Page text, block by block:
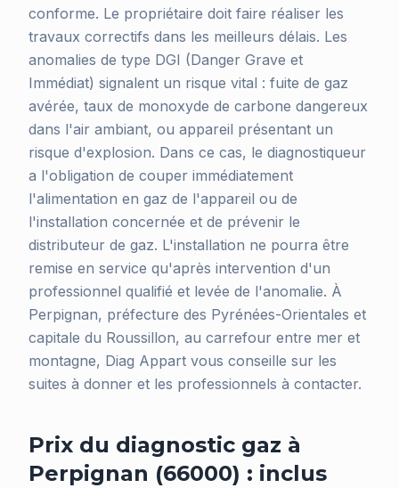
conforme. Le propriétaire doit faire réaliser les
travaux correctifs dans les meilleurs délais. Les
anomalies de type DGI (Danger Grave et
Immédiat) signalent un risque vital : fuite de gaz
avérée, taux de monoxyde de carbone dangereux
dans l'air ambiant, ou appareil présentant un
risque d'explosion. Dans ce cas, le diagnostiqueur
a l'obligation de couper immédiatement
l'alimentation en gaz de l'appareil ou de
l'installation concernée et de prévenir le
distributeur de gaz. L'installation ne pourra être
remise en service qu'après intervention d'un
professionnel qualifié et levée de l'anomalie. À
Perpignan, préfecture des Pyrénées-Orientales et
capitale du Roussillon, au carrefour entre mer et
montagne, Diag Appart vous conseille sur les
suites à donner et les professionnels à contacter.
Prix du diagnostic gaz à
Perpignan (66000) : inclus